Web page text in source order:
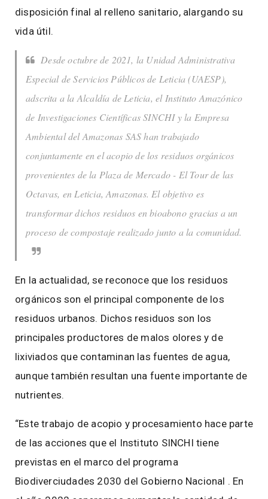
disposición final al relleno sanitario, alargando su
vida útil.
Desde octubre de 2021, la Unidad Administrativa
Especial de Servicios Públicos de Leticia (UAESP),
adscrita a la Alcaldía de Leticia, el Instituto Amazónico
de Investigaciones Científicas SINCHI y la Empresa
Ambiental del Amazonas SAS han trabajado
conjuntamente en el acopio de los residuos orgánicos
provenientes de la Plaza de Mercado - El Tour de las
Octavas, en Leticia, Amazonas. El objetivo es
transformar dichos residuos en bioabono gracias a un
proceso de compostaje realizado junto a la comunidad.
En la actualidad, se reconoce que los residuos
orgánicos son el principal componente de los
residuos urbanos. Dichos residuos son los
principales productores de malos olores y de
lixiviados que contaminan las fuentes de agua,
aunque también resultan una fuente importante de
nutrientes.
“Este trabajo de acopio y procesamiento hace parte
de las acciones que el Instituto SINCHI tiene
previstas en el marco del programa
Biodiverciudades 2030 del Gobierno Nacional . En